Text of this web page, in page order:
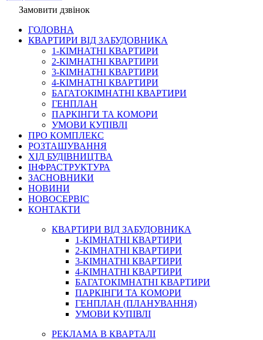
Замовити дзвінок
ГОЛОВНА
КВАРТИРИ ВІД ЗАБУДОВНИКА
1-КІМНАТНІ КВАРТИРИ
2-КІМНАТНІ КВАРТИРИ
3-КІМНАТНІ КВАРТИРИ
4-КІМНАТНІ КВАРТИРИ
БАГАТОКІМНАТНІ КВАРТИРИ
ГЕНПЛАН
ПАРКІНГИ ТА КОМОРИ
УМОВИ КУПІВЛІ
ПРО КОМПЛЕКС
РОЗТАШУВАННЯ
ХІД БУДІВНИЦТВА
ІНФРАСТРУКТУРА
ЗАСНОВНИКИ
НОВИНИ
НОВОСЕРВІС
КОНТАКТИ
КВАРТИРИ ВІД ЗАБУДОВНИКА
1-КІМНАТНІ КВАРТИРИ
2-КІМНАТНІ КВАРТИРИ
3-КІМНАТНІ КВАРТИРИ
4-КІМНАТНІ КВАРТИРИ
БАГАТОКІМНАТНІ КВАРТИРИ
ПАРКІНГИ ТА КОМОРИ
ГЕНПЛАН (ПЛАНУВАННЯ)
УМОВИ КУПІВЛІ
РЕКЛАМА В КВАРТАЛІ